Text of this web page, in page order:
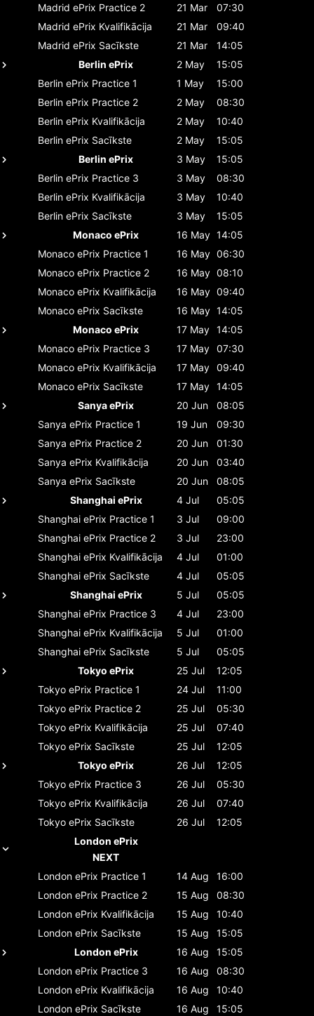
Madrid ePrix Practice 2 21 Mar
07:30
Madrid ePrix Kvalifikācija 21 Mar
09:40
Madrid ePrix Sacīkste 21 Mar
14:05
Berlin ePrix
2 May
15:05
Berlin ePrix Practice 1 1 May
15:00
Berlin ePrix Practice 2 2 May
08:30
Berlin ePrix Kvalifikācija 2 May
10:40
Berlin ePrix Sacīkste 2 May
15:05
Berlin ePrix
3 May
15:05
Berlin ePrix Practice 3 3 May
08:30
Berlin ePrix Kvalifikācija 3 May
10:40
Berlin ePrix Sacīkste 3 May
15:05
Monaco ePrix
16 May 14:05
Monaco ePrix Practice 1 16 May 06:30
Monaco ePrix Practice 2 16 May 08:10
Monaco ePrix Kvalifikācija 16 May 09:40
Monaco ePrix Sacīkste 16 May 14:05
Monaco ePrix
17 May 14:05
Monaco ePrix Practice 3 17 May 07:30
Monaco ePrix Kvalifikācija 17 May 09:40
Monaco ePrix Sacīkste 17 May 14:05
Sanya ePrix
20 Jun
08:05
Sanya ePrix Practice 1 19 Jun
09:30
Sanya ePrix Practice 2 20 Jun
01:30
Sanya ePrix Kvalifikācija 20 Jun
03:40
Sanya ePrix Sacīkste 20 Jun
08:05
Shanghai ePrix
4 Jul
05:05
Shanghai ePrix Practice 1 3 Jul
09:00
Shanghai ePrix Practice 2 3 Jul
23:00
Shanghai ePrix Kvalifikācija 4 Jul
01:00
Shanghai ePrix Sacīkste 4 Jul
05:05
Shanghai ePrix
5 Jul
05:05
Shanghai ePrix Practice 3 4 Jul
23:00
Shanghai ePrix Kvalifikācija 5 Jul
01:00
Shanghai ePrix Sacīkste 5 Jul
05:05
Tokyo ePrix
25 Jul
12:05
Tokyo ePrix Practice 1 24 Jul
11:00
Tokyo ePrix Practice 2 25 Jul
05:30
Tokyo ePrix Kvalifikācija 25 Jul
07:40
Tokyo ePrix Sacīkste 25 Jul
12:05
Tokyo ePrix
26 Jul
12:05
Tokyo ePrix Practice 3 26 Jul
05:30
Tokyo ePrix Kvalifikācija 26 Jul
07:40
Tokyo ePrix Sacīkste 26 Jul
12:05
London ePrix
NEXT
London ePrix Practice 1 14 Aug
16:00
London ePrix Practice 2 15 Aug
08:30
London ePrix Kvalifikācija 15 Aug
10:40
London ePrix Sacīkste 15 Aug
15:05
London ePrix
16 Aug
15:05
London ePrix Practice 3 16 Aug
08:30
London ePrix Kvalifikācija 16 Aug
10:40
London ePrix Sacīkste 16 Aug 15:05